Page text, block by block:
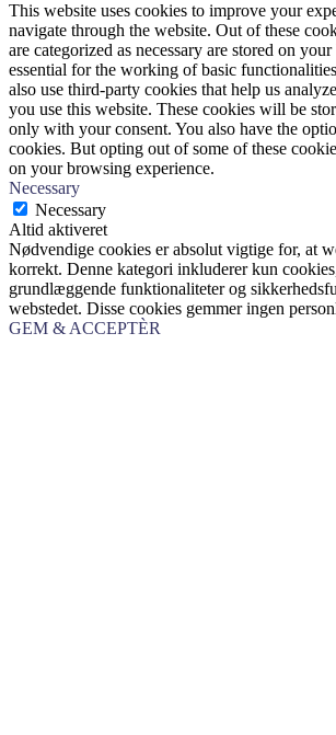
This website uses cookies to improve your
navigate through the website. Out of these
are categorized as necessary are stored on
essential for the working of basic
also use third-party cookies that help us
you use this website. These cookies will be
only with your consent. You also have the
cookies. But opting out of some of these
on your browsing experience.
Necessary
Necessary
Altid aktiveret
Nødvendige cookies er absolut vigtige for, at
korrekt. Denne kategori inkluderer kun
grundlæggende funktionaliteter og
webstedet. Disse cookies gemmer ingen
GEM & ACCEPTÈR